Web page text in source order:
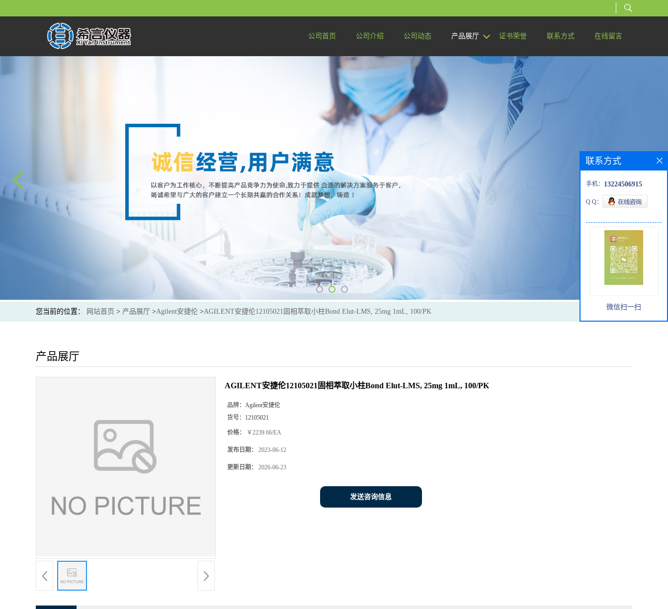
公司首页 公司介绍 公司动态 产品展厅 证书荣誉 联系方式 在线留言
您当前的位置： 网站首页 > 产品展厅 >Agilent安捷伦 >AGILENT安捷伦12105021固相萃取小柱Bond Elut-LMS, 25mg 1mL, 100/PK
产品展厅
AGILENT安捷伦12105021固相萃取小柱Bond Elut-LMS, 25mg 1mL, 100/PK
品牌： Agilent安捷伦
货号： 12105021
价格： ￥2239.66/EA
发布日期： 2023-06-12
更新日期： 2026-06-23
发送咨询信息
联系方式
手机： 13224506915
Q Q：
微信扫一扫